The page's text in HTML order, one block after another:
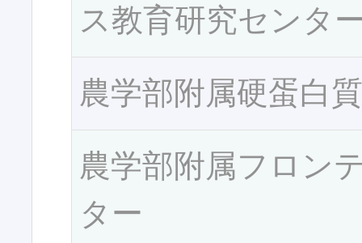
ス教育研究センタ
農学部附属硬蛋白
農学部附属フロン
ター